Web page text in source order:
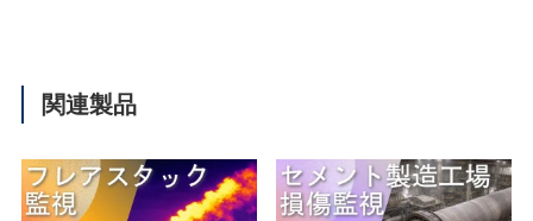
関連製品